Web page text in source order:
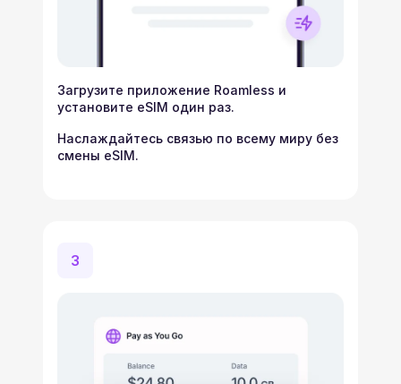
Загрузите приложение Roamless и
установите eSIM один раз.
Наслаждайтесь связью по всему миру без
смены eSIM.
3